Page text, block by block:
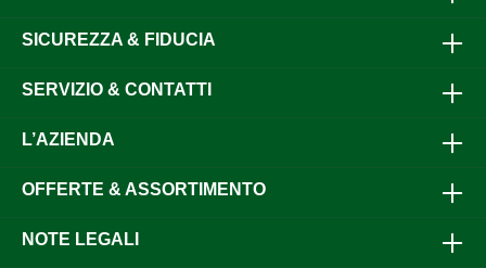
SICUREZZA & FIDUCIA
SERVIZIO & CONTATTI
L’AZIENDA
OFFERTE & ASSORTIMENTO
NOTE LEGALI